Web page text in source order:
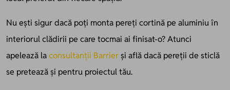
Nu ești sigur dacă poți monta pereți cortină pe aluminiu în
interiorul clădirii pe care tocmai ai finisat-o? Atunci
apelează laconsultanții Barrierși află dacă pereții de sticlă
se pretează și pentru proiectul tău.